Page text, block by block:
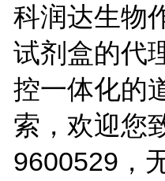
科润达生物
试剂盒的代
控一体化的
索，欢迎您
9600529，